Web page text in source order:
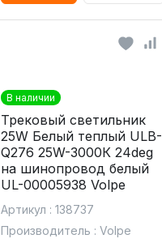
В наличии
Трековый светильник
25W Белый теплый ULB-
Q276 25W-3000К 24deg
на шинопровод белый
UL-00005938 Volpe
Артикул : 138737
Производитель : Volpe